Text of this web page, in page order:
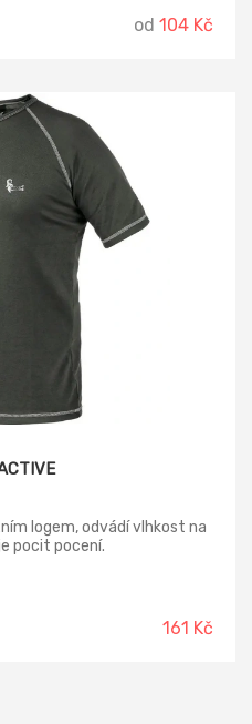
od 104 Kč
logem, odvádí vlhkost na
pocit pocení.
161 Kč